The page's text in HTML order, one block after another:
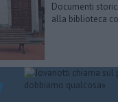
Documenti
alla biblioteca